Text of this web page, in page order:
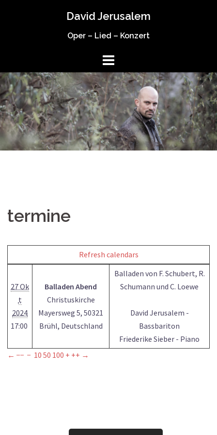
David Jerusalem
Oper – Lied – Konzert
termine
Refresh calendars
27 Ok
t
2024
17:00
Balladen Abend
Christuskirche
Mayersweg 5, 50321
Brühl, Deutschland
Balladen von F. Schubert, R.
Schumann und C. Loewe
David Jerusalem -
Bassbariton
Friederike Sieber - Piano
← −− − 10 50 100 + ++ →